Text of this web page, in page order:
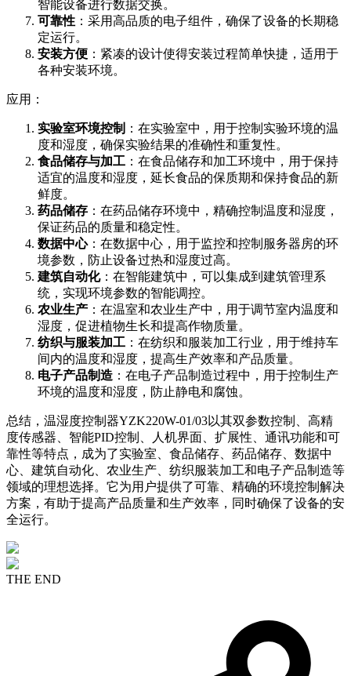
智能设备进行数据交换。
可靠性 ：采用高品质的电子组件，确保了设备的长期稳
定运行。
安装方便 ：紧凑的设计使得安装过程简单快捷，适用于
各种安装环境。
应用：
实验室环境控制 ：在实验室中，用于控制实验环境的温
度和湿度，确保实验结果的准确性和重复性。
食品储存与加工 ：在食品储存和加工环境中，用于保持
适宜的温度和湿度，延长食品的保质期和保持食品的新
鲜度。
药品储存 ：在药品储存环境中，精确控制温度和湿度，
保证药品的质量和稳定性。
数据中心：在数据中心，用于监控和控制服务器房的环
境参数，防止设备过热和湿度过高。
建筑自动化：在智能建筑中，可以集成到建筑管理系
统，实现环境参数的智能调控。
农业生产 ：在温室和农业生产中，用于调节室内温度和
湿度，促进植物生长和提高作物质量。
纺织与服装加工 ：在纺织和服装加工行业，用于维持车
间内的温度和湿度，提高生产效率和产品质量。
电子产品制造 ：在电子产品制造过程中，用于控制生产
环境的温度和湿度，防止静电和腐蚀。
总结，温湿度控制器YZK220W-01/03以其双参数控制、高精
度传感器、智能PID控制、人机界面、扩展性、通讯功能和可
靠性等特点，成为了实验室、食品储存、药品储存、数据中
心、建筑自动化、农业生产、纺织服装加工和电子产品制造等
领域的理想选择。它为用户提供了可靠、精确的环境控制解决
方案，有助于提高产品质量和生产效率，同时确保了设备的安
全运行。
THE END